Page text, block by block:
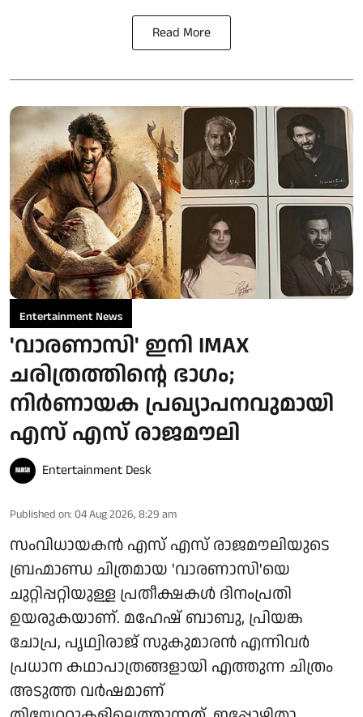
Read More
Entertainment News
'വാരണാസി' ഇനി IMAX
ചരിത്രത്തിന്റെ ഭാഗം;
നിർണായക പ്രഖ്യാപനവുമായി
എസ് എസ് രാജമൗലി
Entertainment Desk
Published on: 04 Aug 2026, 8:29 am
സംവിധായകൻ എസ് എസ് രാജമൗലിയുടെ
ബ്രഹ്മാണ്ഡ ചിത്രമായ 'വാരണാസി'യെ
ചുറ്റിപ്പറ്റിയുള്ള പ്രതീക്ഷകൾ ദിനംപ്രതി
ഉയരുകയാണ്. മഹേഷ് ബാബു, പ്രിയങ്ക
ചോപ്ര, പൃഥ്വിരാജ് സുകുമാരൻ എന്നിവർ
പ്രധാന കഥാപാത്രങ്ങളായി എത്തുന്ന ചിത്രം
അടുത്ത വർഷമാണ്